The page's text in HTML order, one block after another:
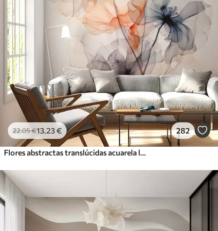
22.05€13 .23€ 282